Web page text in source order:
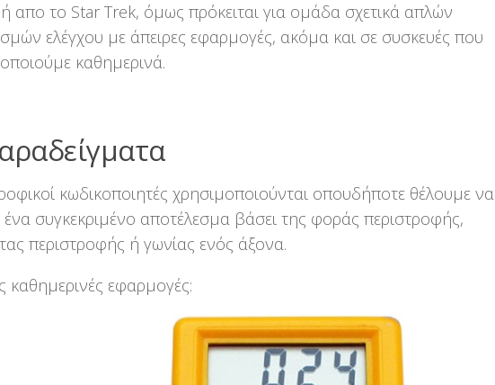
απο το Star Trek, όμως πρόκειται για ομάδα σχετικά απλών
ελέγχου με άπειρες εφαρμογές, ακόμα και σε συσκευές που
καθημερινά.
κωδικοποιητές χρησιμοποιούνται οπουδήποτε θέλουμε να
ένα συγκεκριμένο αποτέλεσμα βάσει της φοράς περιστροφής,
περιστροφής ή γωνίας ενός άξονα.
καθημερινές εφαρμογές: